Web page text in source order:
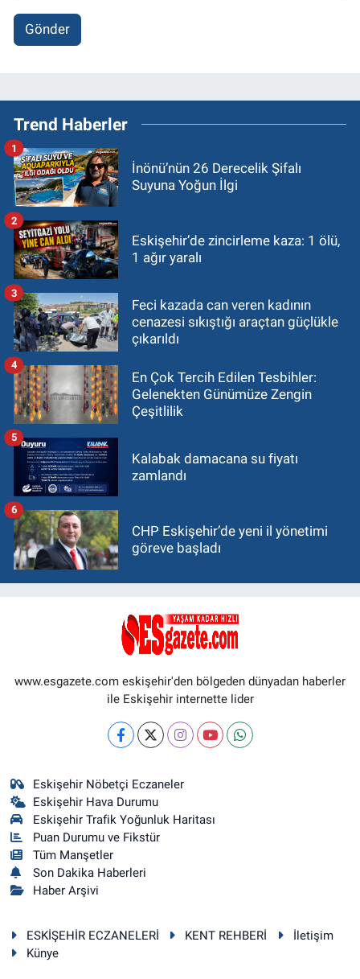
Gönder
Trend Haberler
İnönü’nün 26 Derecelik Şifalı
Suyuna Yoğun İlgi
1
Eskişehir’de zincirleme kaza: 1 ölü,
1 ağır yaralı
2
Feci kazada can veren kadının
cenazesi sıkıştığı araçtan güçlükle
çıkarıldı
3
En Çok Tercih Edilen Tesbihler:
Gelenekten Günümüze Zengin
Çeşitlilik
4
Kalabak damacana su fiyatı
zamlandı
5
CHP Eskişehir’de yeni il yönetimi
göreve başladı
6
www.esgazete.com eskişehir'den bölgeden dünyadan haberler
ile Eskişehir internette lider
Eskişehir Nöbetçi Eczaneler
Eskişehir Hava Durumu
Eskişehir Trafik Yoğunluk Haritası
Puan Durumu ve Fikstür
Tüm Manşetler
Son Dakika Haberleri
Haber Arşivi
ESKİŞEHİR ECZANELERİ KENT REHBERİ
İletişim
Künye